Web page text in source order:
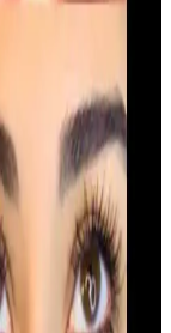
dayanıklı
doğal içerik ve
arasında
ve
ve parfümsüz
testler, cilt
Görünüm